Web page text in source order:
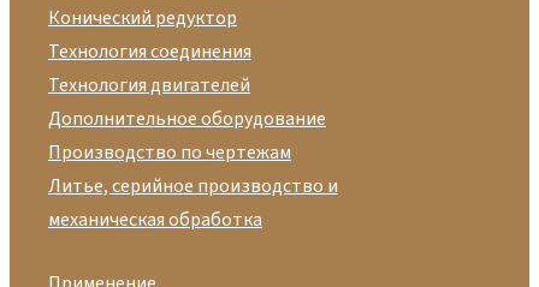
Конический редуктор
Технология соединения
Технология двигателей
Дополнительное оборудование
Производство по чертежам
Литье, серийное производство и
механическая обработка